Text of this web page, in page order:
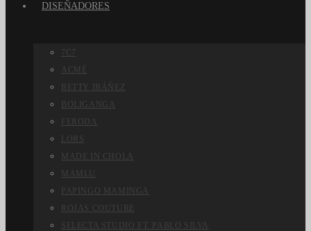
DISEÑADORES
7C7
ACMÉ
BETTY IBÁÑEZ
BOLIGANGA
FERODA
LORS
MADE IN CHOLA
MAMLU
PAPINGO MAMINGA
ROJAS COUTURE
SELECTA STUDIO FT. PABLO SILVA